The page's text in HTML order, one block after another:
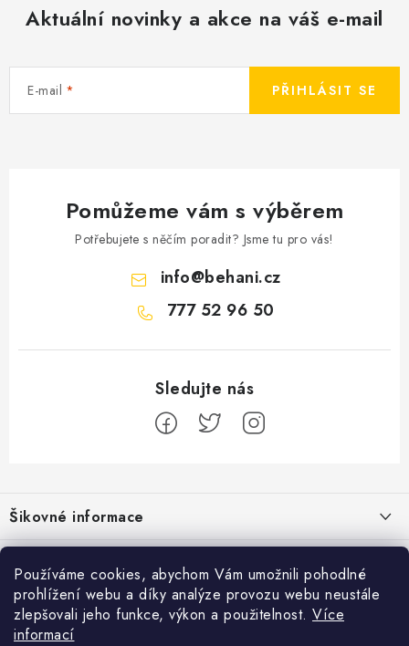
Používáme cookies, abychom Vám umožnili pohodlné
prohlížení webu a díky analýze provozu webu neustále
zlepšovali jeho funkce, výkon a použitelnost. Více
informací
Aktuální novinky a akce na váš e-mail
E-mail PŘIHLÁSIT SE
Pomůžeme vám s výběrem
Potřebujete s něčím poradit? Jsme tu pro vás!
info@behani.cz
777 52 96 50
á
p
a
Šikovné informace
Ceník dopravy
Moje objednávka
Jak vyměnit nebo vrátit zboží
Běžecké zajímavosti
Proč jít běhat právě o víkendu?
Přijímáme online platby